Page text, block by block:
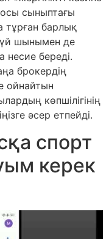
сыныптағы
барлық
үй шынымен де
несие береді.
брокердің
ойнайтын
көпшілігінің
әсер етпейді.
спорт
керек